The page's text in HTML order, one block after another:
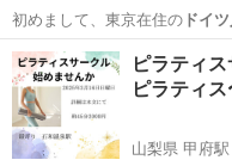
初めまして、東京在住のドイツ
政…
東京 杉並区
ピラティ
ピラティ
山梨県 甲府駅